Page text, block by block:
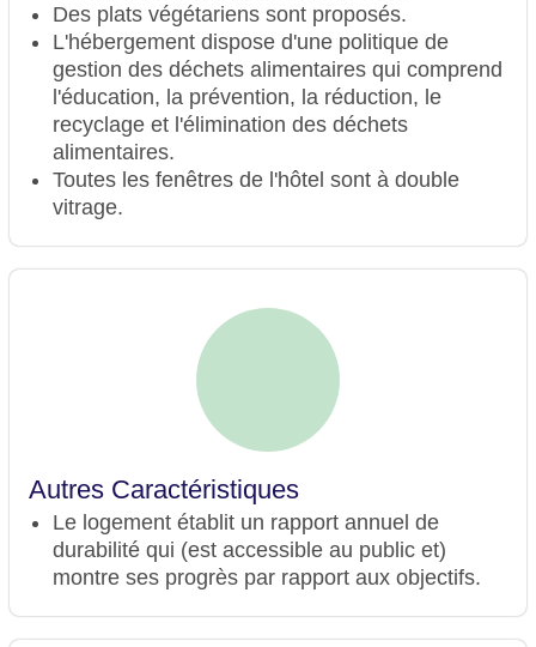
Des plats végétariens sont proposés.
L'hébergement dispose d'une politique de
gestion des déchets alimentaires qui comprend
l'éducation, la prévention, la réduction, le
recyclage et l'élimination des déchets
alimentaires.
Toutes les fenêtres de l'hôtel sont à double
vitrage.
Autres Caractéristiques
Le logement établit un rapport annuel de
durabilité qui (est accessible au public et)
montre ses progrès par rapport aux objectifs.